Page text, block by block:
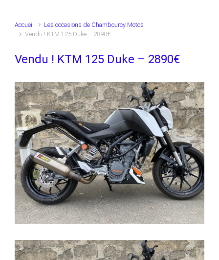
Accueil
Les occasions de Chambourcy Motos
Vendu ! KTM 125 Duke – 2890€
Vendu ! KTM 125 Duke – 2890€